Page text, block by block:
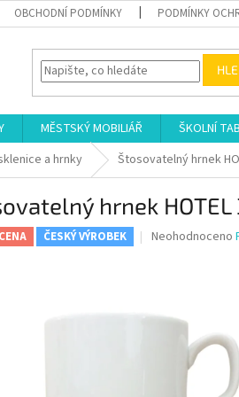
OBCHODNÍ PODMÍNKY PODMÍNKY
MĚSTSKÝ MOBILIÁŘ ŠKOLNÍ
a hrnky Štosovatelný hrnek
hrnek
ČESKÝ VÝROBEK
Průměrné
z
hvězdiček.
Neohodnoceno